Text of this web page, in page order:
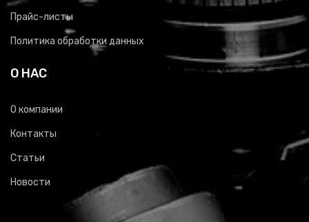
Прайс-листы
Политика обработки данных
О НАС
О компании
Контакты
Статьи
Новости